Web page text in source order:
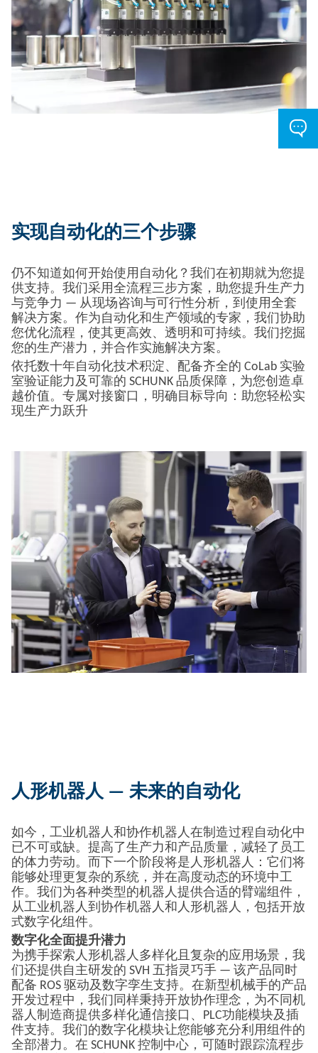
实现自动化的三个步骤
仍不知道如何开始使用自动化？我们在初期就为您提
供支持。我们采用全流程三步方案，助您提升生产力
与竞争力 — 从现场咨询与可行性分析，到使用全套
解决方案。作为自动化和生产领域的专家，我们协助
您优化流程，使其更高效、透明和可持续。我们挖掘
您的生产潜力，并合作实施解决方案。
依托数十年自动化技术积淀、配备齐全的 CoLab 实验
室验证能力及可靠的 SCHUNK 品质保障，为您创造卓
越价值。专属对接窗口，明确目标导向：助您轻松实
现生产力跃升
人形机器人 — 未来的自动化
如今，工业机器人和协作机器人在制造过程自动化中
已不可或缺。提高了生产力和产品质量，减轻了员工
的体力劳动。而下一个阶段将是人形机器人：它们将
能够处理更复杂的系统，并在高度动态的环境中工
作。我们为各种类型的机器人提供合适的臂端组件，
从工业机器人到协作机器人和人形机器人，包括开放
式数字化组件。
数字化全面提升潜力
为携手探索人形机器人多样化且复杂的应用场景，我
们还提供自主研发的 SVH 五指灵巧手 — 该产品同时
配备 ROS 驱动及数字孪生支持。在新型机械手的产品
开发过程中，我们同样秉持开放协作理念，为不同机
器人制造商提供多样化通信接口、PLC功能模块及插
件支持。我们的数字化模块让您能够充分利用组件的
全部潜力。在 SCHUNK 控制中心，可随时跟踪流程步